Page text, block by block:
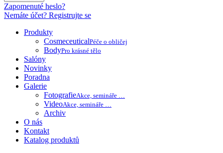
Zapomenuté heslo?
Nemáte účet? Registrujte se
Produkty
CosmeceuticalPéče o obličej
BodyPro krásné tělo
Salóny
Novinky
Poradna
Galerie
FotografieAkce, semináře …
VideoAkce, semináře …
Archiv
O nás
Kontakt
Katalog produktů